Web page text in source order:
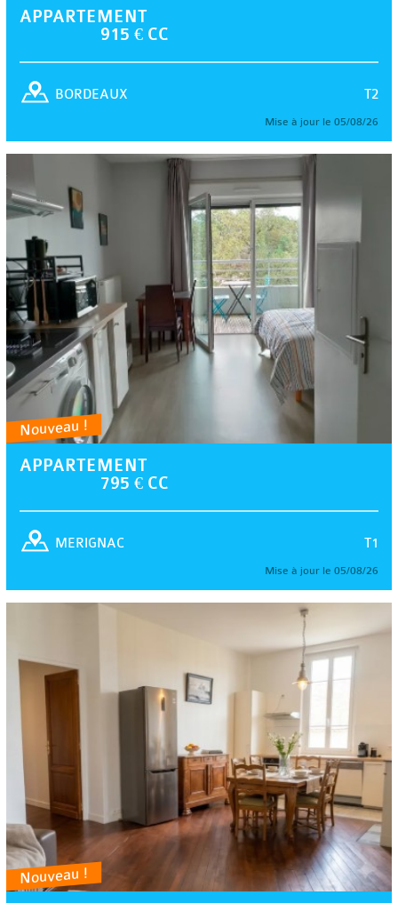
APPARTEMENT
915 € CC
T2
BORDEAUX
Mise à jour le 05/08/26
Nouveau !
APPARTEMENT
795 € CC
T1
MERIGNAC
Mise à jour le 05/08/26
Nouveau !